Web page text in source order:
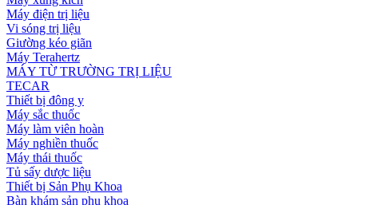
Máy điện trị liệu
Vi sóng trị liệu
Giường kéo giãn
Máy Terahertz
MÁY TỪ TRƯỜNG TRỊ LIỆU
TECAR
Thiết bị đông y
Máy sắc thuốc
Máy làm viên hoàn
Máy nghiền thuốc
Máy thái thuốc
Tủ sấy dược liệu
Thiết bị Sản Phụ Khoa
Bàn khám sản phụ khoa